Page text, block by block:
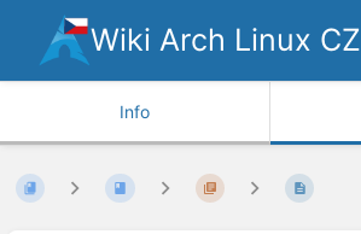
Wiki Arch Linux CZ
Info